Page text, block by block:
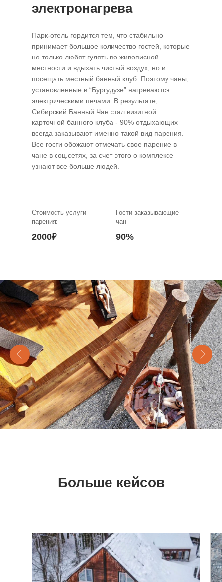
электронагрева
Парк-отель гордится тем, что стабильно
принимает большое количество гостей, которые
не только любят гулять по живописной
местности и вдыхать чистый воздух, но и
посещать местный банный клуб. Поэтому чаны,
установленные в “Бургудузе” нагреваются
электрическими печами. В результате,
Сибирский Банный Чан стал визитной
карточной банного клуба - 90% отдыхающих
всегда заказывают именно такой вид парения.
Все гости обожают отмечать свое парение в
чане в соц.сетях, за счет этого о комплексе
узнают все больше людей.
Стоимость услуги
парения:
2000₽
Гости заказывающие
чан
90%
Больше кейсов